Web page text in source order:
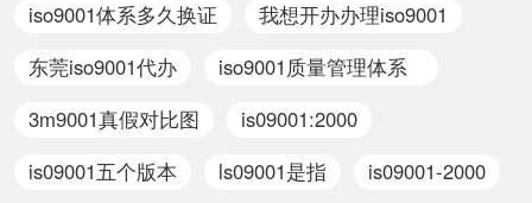
iso9001体系多久换证
我想开办办理iso9001
东莞iso9001代办
iso9001质量管理体系
3m9001真假对比图
is09001:2000
is09001五个版本
ls09001是指 is09001-2000